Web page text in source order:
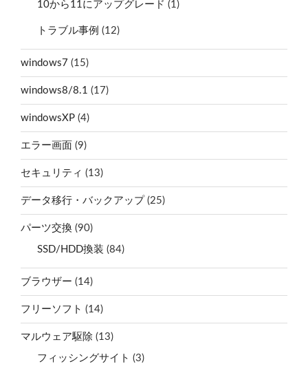
10から11にアップグレード (1)
トラブル事例 (12)
windows7 (15)
windows8/8.1 (17)
windowsXP (4)
エラー画面 (9)
セキュリティ (13)
データ移行・バックアップ (25)
パーツ交換 (90)
SSD/HDD換装 (84)
ブラウザー (14)
フリーソフト (14)
マルウェア駆除 (13)
フィッシングサイト (3)